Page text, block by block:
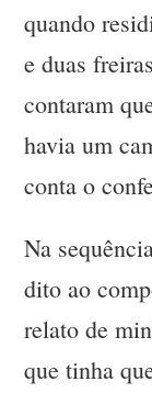
quando
e duas
contaram
havia um
conta o
Na
dito ao
relato de
que tinha